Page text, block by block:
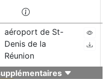
aéroport de St-
Denis de la
Réunion